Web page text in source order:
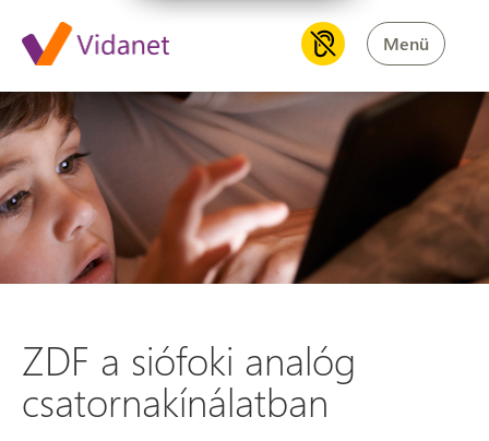
Menü
ZDF a siófoki analóg
ZDF a siófoki analóg
csatornakínálatban